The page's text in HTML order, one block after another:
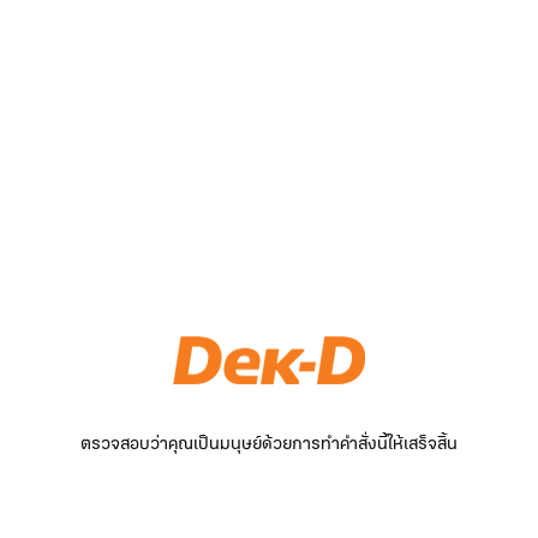
ตรวจสอบว่าคุณเป็นมนุษย์ด้วยการทำคำสั่งนี้ให้เสร็จสิ้น